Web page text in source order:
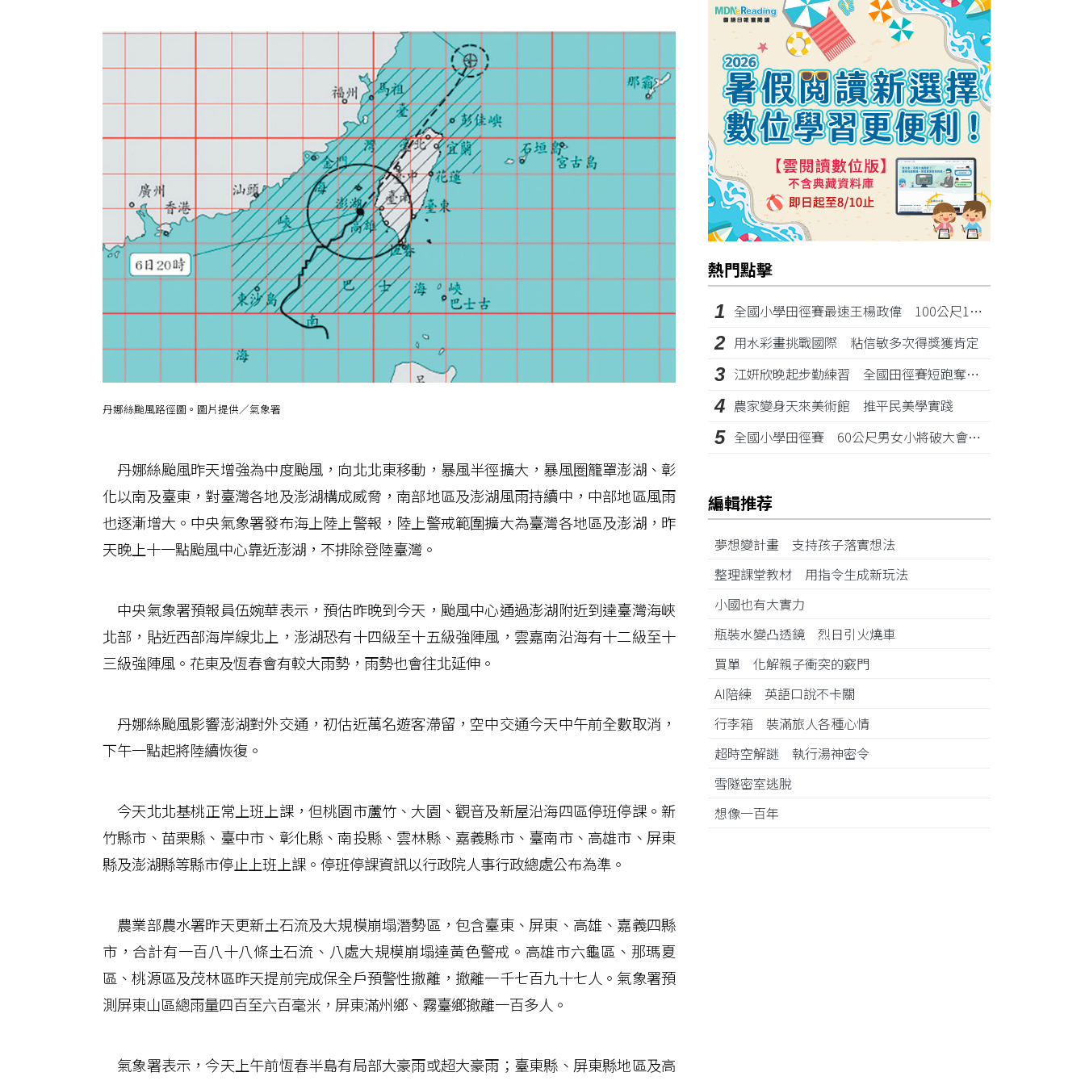
丹娜絲颱風路徑圖。圖片提供／氣象署
丹娜絲颱風昨天增強為中度颱風，向北北東移動，暴風半徑擴大，暴風圈籠罩澎湖、彰
化以南及臺東，對臺灣各地及澎湖構成威脅，南部地區及澎湖風雨持續中，中部地區風雨
也逐漸增大。中央氣象署發布海上陸上警報，陸上警戒範圍擴大為臺灣各地區及澎湖，昨
天晚上十一點颱風中心靠近澎湖，不排除登陸臺灣。
中央氣象署預報員伍婉華表示，預估昨晚到今天，颱風中心通過澎湖附近到達臺灣海峽
北部，貼近西部海岸線北上，澎湖恐有十四級至十五級強陣風，雲嘉南沿海有十二級至十
三級強陣風。花東及恆春會有較大雨勢，雨勢也會往北延伸。
丹娜絲颱風影響澎湖對外交通，初估近萬名遊客滯留，空中交通今天中午前全數取消，
下午一點起將陸續恢復。
今天北北基桃正常上班上課，但桃園市蘆竹、大園、觀音及新屋沿海四區停班停課。新
竹縣市、苗栗縣、臺中市、彰化縣、南投縣、雲林縣、嘉義縣市、臺南市、高雄市、屏東
縣及澎湖縣等縣市停止上班上課。停班停課資訊以行政院人事行政總處公布為準。
農業部農水署昨天更新土石流及大規模崩塌潛勢區，包含臺東、屏東、高雄、嘉義四縣
市，合計有一百八十八條土石流、八處大規模崩塌達黃色警戒。高雄市六龜區、那瑪夏
區、桃源區及茂林區昨天提前完成保全戶預警性撤離，撤離一千七百九十七人。氣象署預
測屏東山區總雨量四百至六百毫米，屏東滿州鄉、霧臺鄉撤離一百多人。
氣象署表示，今天上午前恆春半島有局部大豪雨或超大豪雨；臺東縣、屏東縣地區及高
熱門點擊
1 全國小學田徑賽最速王楊政偉 100公尺11秒87奪金
2 用水彩畫挑戰國際 粘信敏多次得獎獲肯定
3 江姸欣晚起步勤練習 全國田徑賽短跑奪金摘銅
4 農家變身天來美術館 推平民美學實踐
5 全國小學田徑賽 60公尺男女小將破大會紀錄
編輯推荐
夢想變計畫 支持孩子落實想法
整理課堂教材 用指令生成新玩法
小國也有大實力
瓶裝水變凸透鏡 烈日引火燒車
買單 化解親子衝突的竅門
AI陪練 英語口說不卡關
行李箱 裝滿旅人各種心情
超時空解謎 執行湯神密令
雪隧密室逃脫
想像一百年